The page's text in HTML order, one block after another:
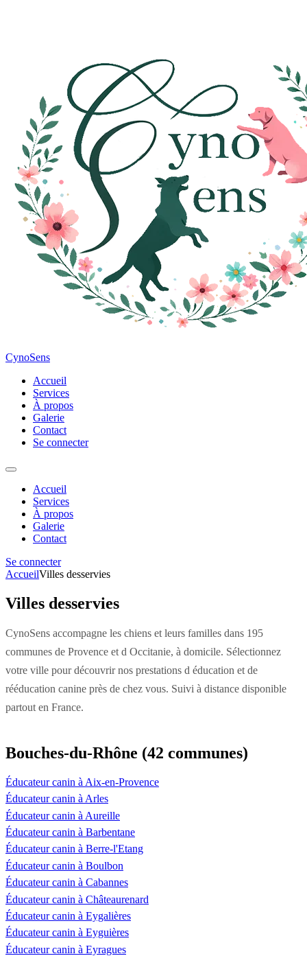
CynoSens
Accueil
Services
À propos
Galerie
Contact
Se connecter
Accueil
Services
À propos
Galerie
Contact
Se connecter
AccueilVilles desservies
Villes desservies
CynoSens accompagne les chiens et leurs familles dans 195
communes de Provence et d Occitanie, à domicile. Sélectionnez
votre ville pour découvrir nos prestations d éducation et de
rééducation canine près de chez vous. Suivi à distance disponible
partout en France.
Bouches-du-Rhône (42 communes)
Éducateur canin à Aix-en-Provence
Éducateur canin à Arles
Éducateur canin à Aureille
Éducateur canin à Barbentane
Éducateur canin à Berre-l'Etang
Éducateur canin à Boulbon
Éducateur canin à Cabannes
Éducateur canin à Châteaurenard
Éducateur canin à Eygalières
Éducateur canin à Eyguières
Éducateur canin à Eyragues